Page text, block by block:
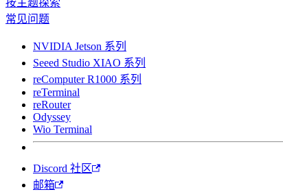
按主题探索
常见问题
NVIDIA Jetson 系列
Seeed Studio XIAO 系列
reComputer R1000 系列
reTerminal
reRouter
Odyssey
Wio Terminal
Discord 社区
邮箱